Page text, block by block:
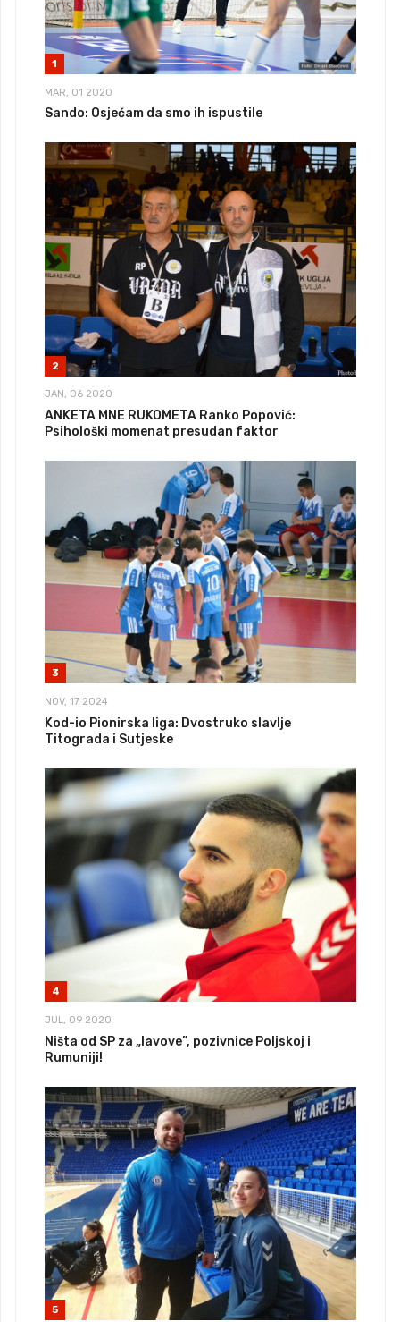
1
MAR, 01 2020
Sando: Osjećam da smo ih ispustile
2
JAN, 06 2020
ANKETA MNE RUKOMETA Ranko Popović:
Psihološki momenat presudan faktor
3
NOV, 17 2024
Kod-io Pionirska liga: Dvostruko slavlje
Titograda i Sutjeske
4
JUL, 09 2020
Ništa od SP za „lavove”, pozivnice Poljskoj i
Rumuniji!
5